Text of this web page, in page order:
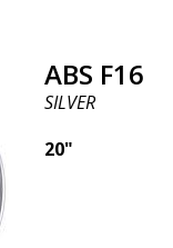
ABS F16
SILVER
20"